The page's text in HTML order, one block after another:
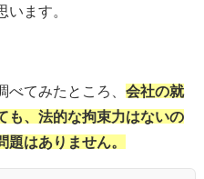
います。
てみたところ、 会社の就
も、法的な拘束力はないの
はありません。